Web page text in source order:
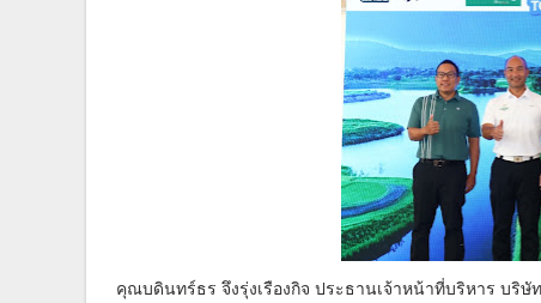
คุณบดินทร์ธร จึงรุ่งเรืองกิจ ประธานเจ้าหน้าที่บริหาร บริ